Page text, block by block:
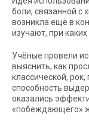
боли, связанной с
возникла ещё в
изучают, при
Учёные провели
выяснить, как
классической,
способность
оказались
«побеждающего»